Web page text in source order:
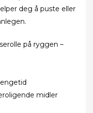
deg å puste eller
på ryggen –
midler